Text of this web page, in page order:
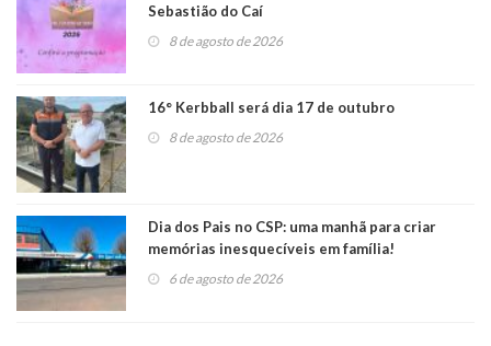
Sebastião do Caí
8 de agosto de 2026
16° Kerbball será dia 17 de outubro
8 de agosto de 2026
Dia dos Pais no CSP: uma manhã para criar
memórias inesquecíveis em família!
6 de agosto de 2026